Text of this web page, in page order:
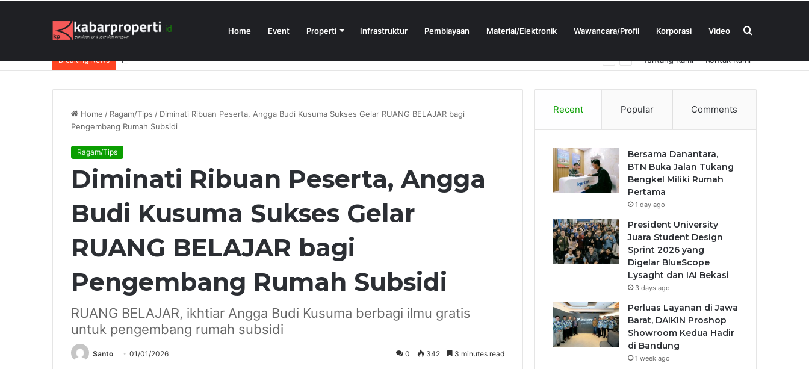
Home Event Properti Infrastruktur Pembiayaan Material/Elektronik Wawancara/Profil Korporasi Video Search
for
Breaking News President University Juara Student Design Sprint 2026 yang Digelar BlueScope Lysaght dan IAI Bekasi Tentang Kami Kontak Kami
Home / Ragam/Tips / Diminati Ribuan Peserta, Angga Budi Kusuma Sukses Gelar RUANG BELAJAR bagi
Pengembang Rumah Subsidi
Ragam/Tips
Diminati Ribuan Peserta, Angga
Budi Kusuma Sukses Gelar
RUANG BELAJAR bagi
Pengembang Rumah Subsidi
RUANG BELAJAR, ikhtiar Angga Budi Kusuma berbagi ilmu gratis
untuk pengembang rumah subsidi
Santo 01/01/2026 0 342 3 minutes read
Recent Popular Comments
Bersama Danantara,
BTN Buka Jalan Tukang
Bengkel Miliki Rumah
Pertama
1 day ago
President University
Juara Student Design
Sprint 2026 yang
Digelar BlueScope
Lysaght dan IAI Bekasi
3 days ago
Perluas Layanan di Jawa
Barat, DAIKIN Proshop
Showroom Kedua Hadir
di Bandung
1 week ago